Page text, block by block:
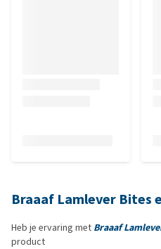
Braaaf Lamlever Bites
Heb je ervaring met Braaaf
product